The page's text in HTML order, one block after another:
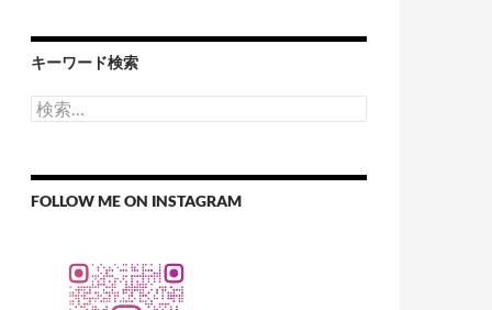
キーワード検索
検
索:
FOLLOW ME ON INSTAGRAM